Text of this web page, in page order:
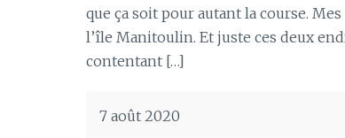
que ça soit pour autant la course.
l’île Manitoulin. Et juste ces deux
contentant […]
7 août 2020